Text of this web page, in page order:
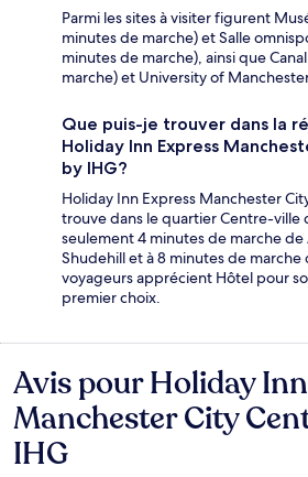
Parmi les sites à visiter figurent
minutes de marche) et Salle
minutes de marche), ainsi que
marche) et University of
Que puis-je trouver dans la
Holiday Inn Express
by IHG?
Holiday Inn Express Manchester
trouve dans le quartier Centre-ville
seulement 4 minutes de marche
Shudehill et à 8 minutes de marche
voyageurs apprécient Hôtel pour
premier choix.
Avis
Avis pour Holiday
Manchester City
IHG